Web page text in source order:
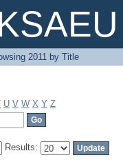
2011 by Title
U V W X Y Z
Results: